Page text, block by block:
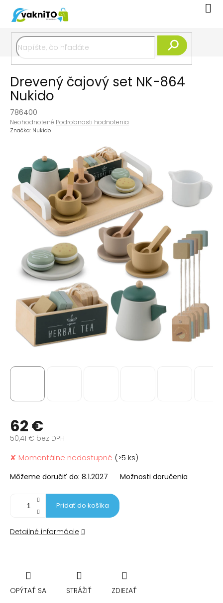
obsah
Drevený čajový set NK-864
Nukido
786400
Priemerné
hodnotenie
hviezdičiek.
Neohodnotené Podrobnosti hodnotenia
Značka: Nukido
62 €
50,41 € bez DPH
Jednotková
cena:
✘ Momentálne nedostupné (>5 ks)
Môžeme doručiť do: 8.1.2027 Možnosti doručenia
Pridať do košíka
Detailné informácie
OPÝTAŤ SA STRÁŽIŤ ZDIEĽAŤ